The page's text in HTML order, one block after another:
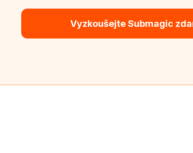
Vyzkoušejte Submagic